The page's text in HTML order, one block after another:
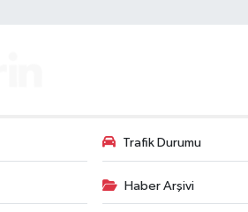
Trafik Durumu
Haber Arşivi